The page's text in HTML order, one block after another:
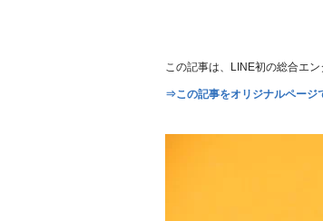
この記事は、LINE初の総合エ
⇒この記事をオリジナルページ